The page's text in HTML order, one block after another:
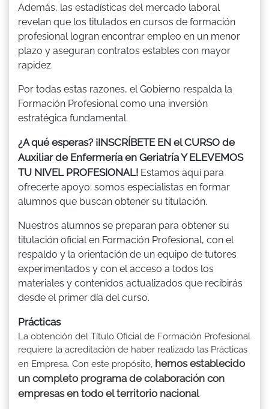
Además, las estadísticas del mercado laboral
revelan que los titulados en cursos de formación
profesional logran encontrar empleo en un menor
plazo y aseguran contratos estables con mayor
rapidez.
Por todas estas razones, el Gobierno respalda la
Formación Profesional como una inversión
estratégica fundamental.
¿A qué esperas? ¡INSCRÍBETE EN el CURSO de
Auxiliar de Enfermería en Geriatría Y ELEVEMOS
TU NIVEL PROFESIONAL! Estamos aquí para
ofrecerte apoyo: somos especialistas en formar
alumnos que buscan obtener su titulación.
Nuestros alumnos se preparan para obtener su
titulación oficial en Formación Profesional, con el
respaldo y la orientación de un equipo de tutores
experimentados y con el acceso a todos los
materiales y contenidos actualizados que recibirás
desde el primer día del curso.
Prácticas
La obtención del Título Oficial de Formación Profesional
requiere la acreditación de haber realizado las Prácticas
en Empresa. Con este propósito, hemos establecido
un completo programa de colaboración con
empresas en todo el territorio nacional